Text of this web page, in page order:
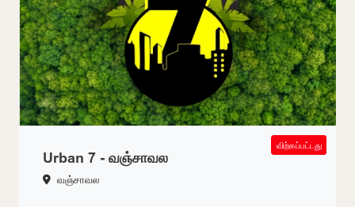
SOLD OUT
Urban 7 - வஞ்சாவல
வஞ்சாவல
விற்கப்பட்டது